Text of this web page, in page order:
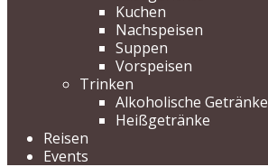
Kuchen
Nachspeisen
Suppen
Vorspeisen
Trinken
Alkoholische Getränke
Heißgetränke
Reisen
Events